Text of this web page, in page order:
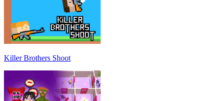
Killer Brothers Shoot